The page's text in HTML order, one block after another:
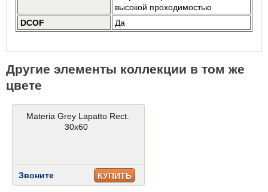
высокой проходимостью
DCOF
Да
Другие элементы коллекции в том же
цвете
Materia Grey Lapatto Rect.
30x60
Звоните КУПИТЬ